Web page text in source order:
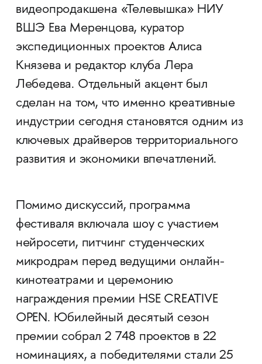
видеопродакшена «Телевышка» НИУ
ВШЭ Ева Меренцова, куратор
экспедиционных проектов Алиса
Князева и редактор клуба Лера
Лебедева. Отдельный акцент был
сделан на том, что именно креативные
индустрии сегодня становятся одним из
ключевых драйверов территориального
развития и экономики впечатлений.
Помимо дискуссий, программа
фестиваля включала шоу с участием
нейросети, питчинг студенческих
микродрам перед ведущими онлайн-
кинотеатрами и церемонию
награждения премии HSE CREATIVE
OPEN. Юбилейный десятый сезон
премии собрал 2 748 проектов в 22
номинациях, а победителями стали 25